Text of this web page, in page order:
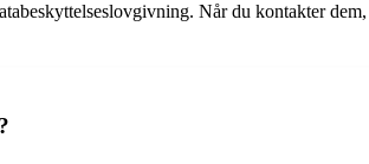
Når du kontakter